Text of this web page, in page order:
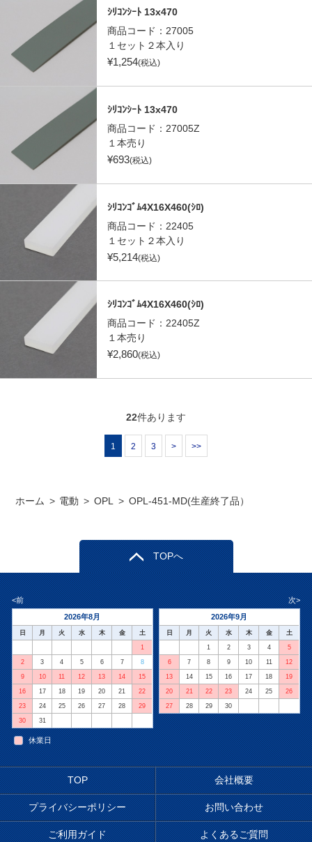
ｼﾘｺﾝｼｰﾄ 13x470
商品コード： 27005
１セット２本入り
¥1,254(税込)
ｼﾘｺﾝｼｰﾄ 13x470
商品コード： 27005Z
１本売り
¥693(税込)
ｼﾘｺﾝｺﾞﾑ4X16X460(ｼﾛ)
商品コード： 22405
１セット２本入り
¥5,214(税込)
ｼﾘｺﾝｺﾞﾑ4X16X460(ｼﾛ)
商品コード： 22405Z
１本売り
¥2,860(税込)
22件あります
1 2 3 > >>
ホーム > 電動 > OPL > OPL-451-MD(生産終了品）
TOPへ
<前
次>
2026年8月
日 月 火 水 木 金 土
1
2 3 4 5 6 7 8
9 10 11 12 13 14 15
16 17 18 19 20 21 22
23 24 25 26 27 28 29
30 31
2026年9月
日 月 火 水 木 金 土
1 2 3 4 5
6 7 8 9 10 11 12
13 14 15 16 17 18 19
20 21 22 23 24 25 26
27 28 29 30
休業日
TOP 会社概要
プライバシーポリシー お問い合わせ
ご利用ガイド よくあるご質問